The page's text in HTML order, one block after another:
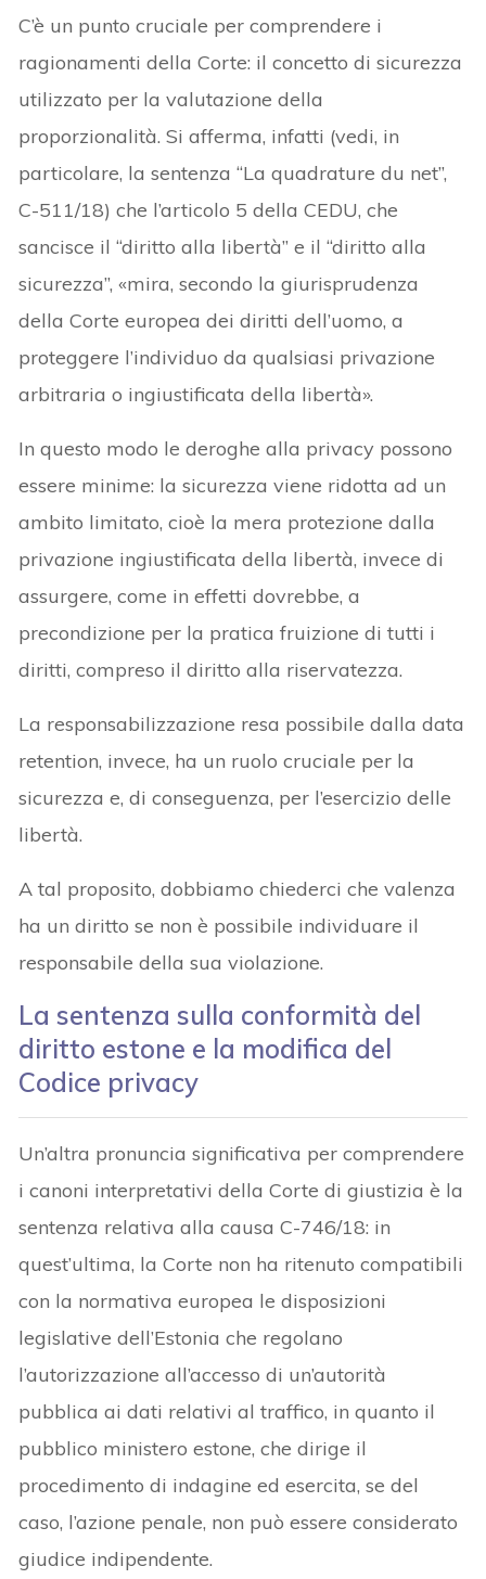
C’è un punto cruciale per comprendere i
ragionamenti della Corte: il concetto di sicurezza
utilizzato per la valutazione della
proporzionalità. Si afferma, infatti (vedi, in
particolare, la sentenza “La quadrature du net”,
C-511/18) che l’articolo 5 della CEDU, che
sancisce il “diritto alla libertà” e il “diritto alla
sicurezza”, «mira, secondo la giurisprudenza
della Corte europea dei diritti dell’uomo, a
proteggere l’individuo da qualsiasi privazione
arbitraria o ingiustificata della libertà».
In questo modo le deroghe alla privacy possono
essere minime: la sicurezza viene ridotta ad un
ambito limitato, cioè la mera protezione dalla
privazione ingiustificata della libertà, invece di
assurgere, come in effetti dovrebbe, a
precondizione per la pratica fruizione di tutti i
diritti, compreso il diritto alla riservatezza.
La responsabilizzazione resa possibile dalla data
retention, invece, ha un ruolo cruciale per la
sicurezza e, di conseguenza, per l’esercizio delle
libertà.
A tal proposito, dobbiamo chiederci che valenza
ha un diritto se non è possibile individuare il
responsabile della sua violazione.
La sentenza sulla conformità del
diritto estone e la modifica del
Codice privacy
Un’altra pronuncia significativa per comprendere
i canoni interpretativi della Corte di giustizia è la
sentenza relativa alla causa C-746/18: in
quest’ultima, la Corte non ha ritenuto compatibili
con la normativa europea le disposizioni
legislative dell’Estonia che regolano
l’autorizzazione all’accesso di un’autorità
pubblica ai dati relativi al traffico, in quanto il
pubblico ministero estone, che dirige il
procedimento di indagine ed esercita, se del
caso, l’azione penale, non può essere considerato
giudice indipendente.